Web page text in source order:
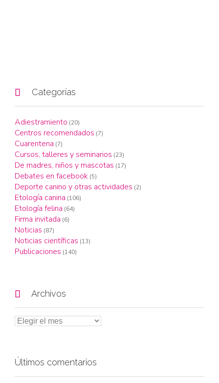
 Categorías
Adiestramiento (20)
Centros recomendados (7)
Cuarentena (7)
Cursos, talleres y seminarios (23)
De madres, niños y mascotas (17)
Debates en facebook (5)
Deporte canino y otras actividades (2)
Etología canina (106)
Etología felina (64)
Firma invitada (6)
Noticias (87)
Noticias científicas (13)
Publicaciones (140)
 Archivos
Últimos comentarios